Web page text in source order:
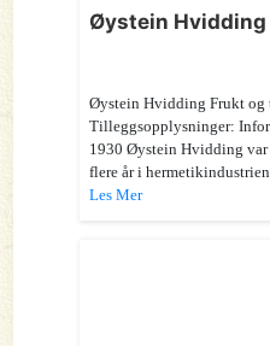
Øystein
Øystein Hvidding Frukt og
Tilleggsopplysninger:
1930 Øystein Hvidding
flere år i
Les Mer